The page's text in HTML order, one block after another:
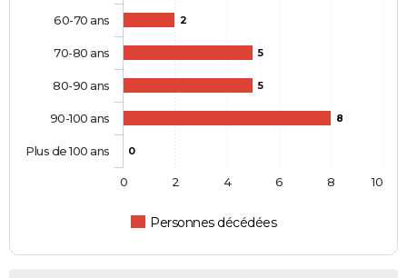
2
5
5
8
0
Personnes décédées
60-70 ans
70-80 ans
80-90 ans
90-100 ans
Plus de 100 ans
0 2 4 6 8 10